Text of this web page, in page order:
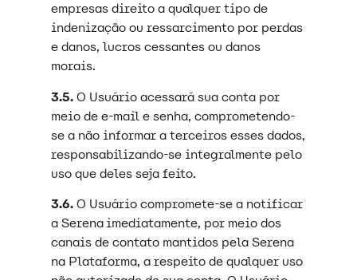
empresas direito a qualquer tipo de
indenização ou ressarcimento por perdas
e danos, lucros cessantes ou danos
morais.
3.5.O Usuário acessará sua conta por
meio de e-mail e senha, comprometendo-
se a não informar a terceiros esses dados,
responsabilizando-se integralmente pelo
uso que deles seja feito.
3.6.O Usuário compromete-se a notificar
a Serena imediatamente, por meio dos
canais de contato mantidos pela Serena
na Plataforma, a respeito de qualquer uso